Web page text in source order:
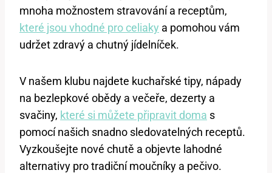
mnoha možnostem stravování a receptům,
které jsou vhodné pro celiaky a pomohou vám
udržet zdravý a chutný jídelníček.
V našem klubu najdete kuchařské tipy, nápady
na bezlepkové obědy a večeře, dezerty a
svačiny, které si můžete připravit doma s
pomocí našich snadno sledovatelných receptů.
Vyzkoušejte nové chutě a objevte lahodné
alternativy pro tradiční moučníky a pečivo.